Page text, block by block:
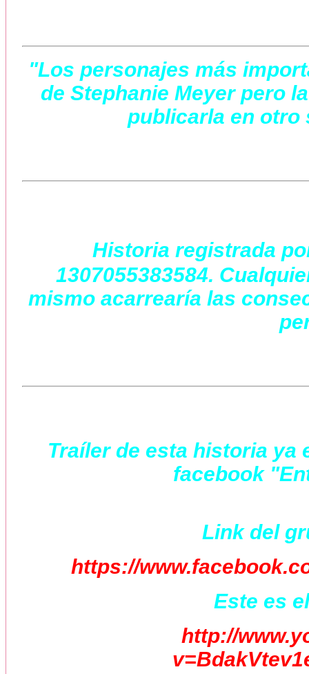
"Los personajes más
de Stephanie Meyer pero
publicarla en
Historia registrada
1307055383584.
mismo acarrearía las
Traíler de esta historia ya
facebook
Link del
https://
Este es
http://